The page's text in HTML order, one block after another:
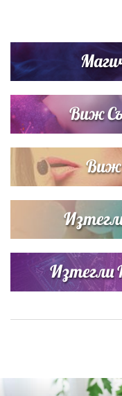
Виж
Виж
Изтегли